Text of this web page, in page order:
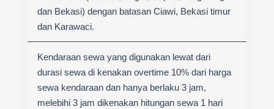
dan Bekasi) dengan batasan Ciawi, Bekasi timur
dan Karawaci.
Kendaraan sewa yang digunakan lewat dari
durasi sewa di kenakan overtime 10% dari harga
sewa kendaraan dan hanya berlaku 3 jam,
melebihi 3 jam dikenakan hitungan sewa 1 hari